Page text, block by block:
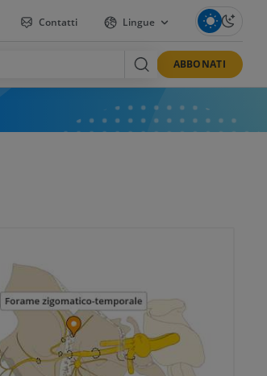
Contatti Lingue
ABBONATI